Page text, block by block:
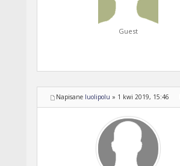
Guest
Napisane luolipolu » 1 kwi 2019, 15:46